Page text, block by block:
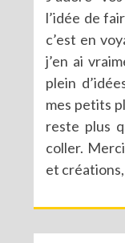
l’idée de
c’est en
j’en ai
plein
mes petits
reste plus
coller.
et créations,